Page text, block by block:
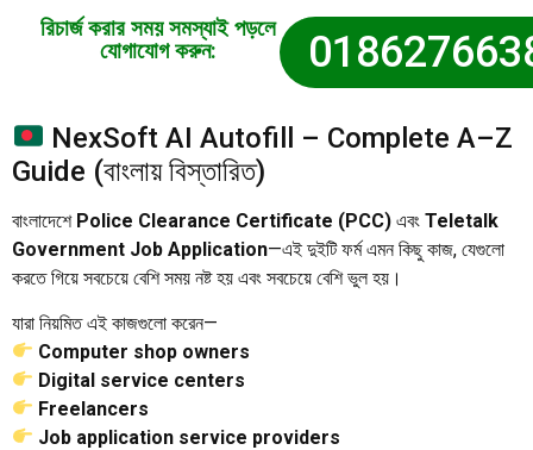
রিচার্জ করার সময় সমস্যাই পড়লে
যোগাযোগ করুন:
NexSoft AI Autofill – Complete A–Z
Guide (বাংলায় বিস্তারিত)
বাংলাদেশে Police Clearance Certificate (PCC) এবং Teletalk
Government Job Application—এই দুইটি ফর্ম এমন কিছু কাজ, যেগুলো
করতে গিয়ে সবচেয়ে বেশি সময় নষ্ট হয় এবং সবচেয়ে বেশি ভুল হয়।
যারা নিয়মিত এই কাজগুলো করেন—
Computer shop owners
Digital service centers
Freelancers
Job application service providers